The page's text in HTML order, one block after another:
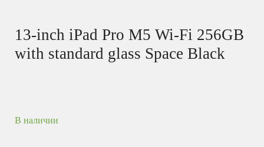
13-inch iPad Pro M5 Wi-Fi 256GB
with standard glass Space Black
В наличии